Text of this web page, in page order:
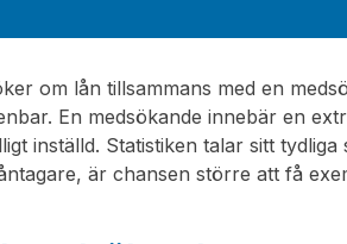
om lån tillsammans med en
En medsökande innebär en
inställd. Statistiken talar sitt
är chansen större att få